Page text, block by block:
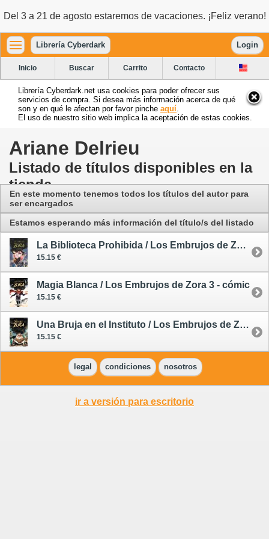
Del 3 a 21 de agosto estaremos de vacaciones. ¡Feliz verano!
Librería Cyberdark Login
Inicio Buscar Carrito Contacto
Librería Cyberdark.net usa cookies para poder ofrecer sus
servicios de compra. Si desea más información acerca de qué
son y en qué le afectan por favor pinche aquí
El uso de nuestro sitio web implica la aceptación de estas cookies.
Ariane Delrieu
Listado de títulos disponibles en la
tienda
En este momento tenemos todos los títulos del autor para
ser encargados
Estamos esperando más información del título/s del listado
La Biblioteca Prohibida / Los Embrujos de Zora 2 - cómic
15.15 €
Magia Blanca / Los Embrujos de Zora 3 - cómic
15.15 €
Una Bruja en el Instituto / Los Embrujos de Zora 1 - cómic
15.15 €
legal condiciones nosotros
ir a versión para escritorio